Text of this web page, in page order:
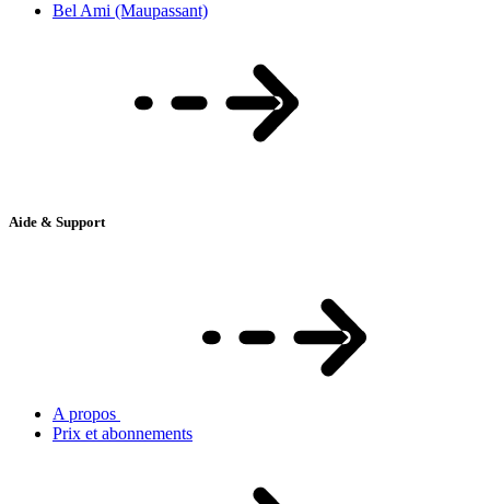
Bel Ami (Maupassant)
Aide & Support
A propos
Prix et abonnements